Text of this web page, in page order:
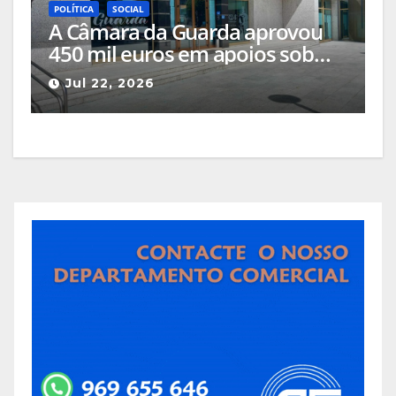
POLÍTICA SOCIAL
A Câmara da Guarda aprovou
450 mil euros em apoios sob
críticas por parte da oposição
Jul 22, 2026